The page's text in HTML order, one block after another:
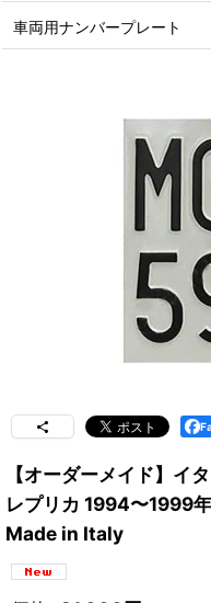
車両用ナンバープレート
【オーダーメイド】イ
レプリカ 1994〜1999
Made in Italy